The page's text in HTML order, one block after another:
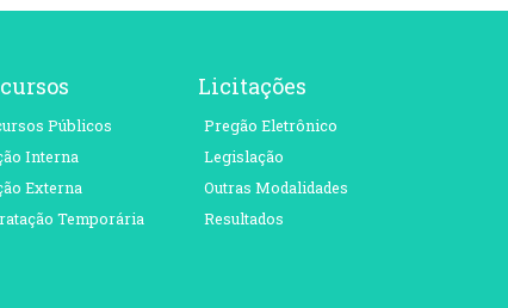
Públicos
Interna
Externa
Temporária
Licitações
Pregão Eletrônico
Legislação
Outras Modalidades
Resultados